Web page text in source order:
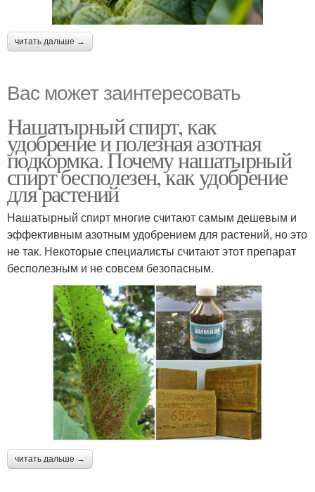
читать дальше →
Вас может заинтересовать
Нашатырный спирт, как
удобрение и полезная азотная
подкормка. Почему нашатырный
спирт бесполезен, как удобрение
для растений
Нашатырный спирт многие считают самым дешевым и
эффективным азотным удобрением для растений, но это
не так. Некоторые специалисты считают этот препарат
бесполезным и не совсем безопасным.
читать дальше →